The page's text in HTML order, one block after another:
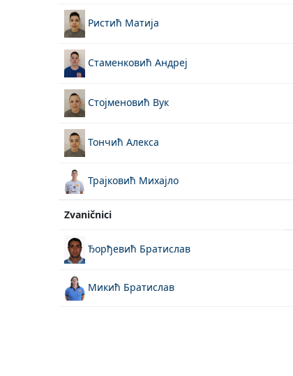
Ристић Матија
Стаменковић Андреј
Стојменовић Вук
Тончић Алекса
Трајковић Михајло
Zvaničnici
Ђорђевић Братислав
Микић Братислав